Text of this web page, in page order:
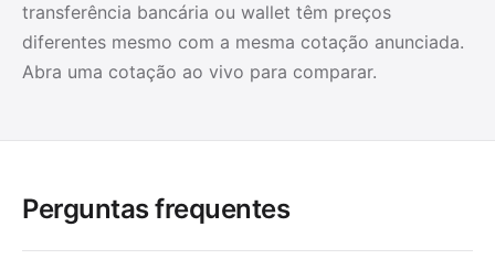
transferência bancária ou wallet têm preços
diferentes mesmo com a mesma cotação anunciada.
Abra uma cotação ao vivo para comparar.
Perguntas frequentes